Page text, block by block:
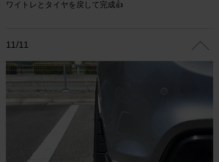
ワイトレとタイヤを戻して完成👍
11/11